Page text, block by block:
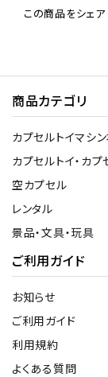
この商品をシェア
商品カテゴリ
カプセルトイマシ
カプセルトイ・カプ
空カプセル
レンタル
景品・文具・玩具
ご利用ガイド
お知らせ
ご利用ガイド
利用規約
よくある質問